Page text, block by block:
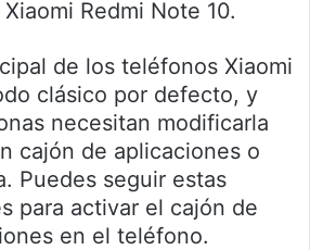
Xiaomi Redmi Note 10.
de los teléfonos Xiaomi
clásico por defecto, y
necesitan modificarla
cajón de aplicaciones o
Puedes seguir estas
para activar el cajón de
en el teléfono.